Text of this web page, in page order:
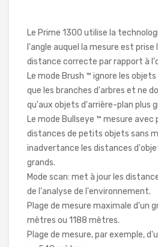
Le Prime 1300 utilise la
l'angle auquel la mesure est prise
distance correcte par rapport à
Le mode Brush ™ ignore les
que les branches d'arbres et ne
qu'aux objets d'arrière-plan plus
Le mode Bullseye ™ mesure avec
distances de petits objets sans
inadvertance les distances
grands.
Mode scan: met à jour les
de l'analyse de l'environnement.
Plage de mesure maximale d'un
mètres ou 1188 mètres.
Plage de mesure, par exemple,